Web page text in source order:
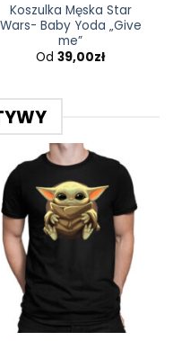
Koszulka Męska Star
Wars- Baby Yoda „Give
me”
Od 39,00zł